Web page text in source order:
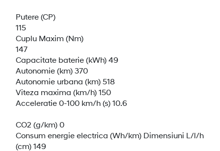
Putere (CP)
115
Cuplu Maxim (Nm)
147
Capacitate baterie (kWh) 49
Autonomie (km) 370
Autonomie urbana (km) 518
Viteza maxima (km/h) 150
Acceleratie 0-100 km/h (s) 10.6
CO2 (g/km) 0
Consum energie electrica (Wh/km) Dimensiuni L/l/h
(cm) 149